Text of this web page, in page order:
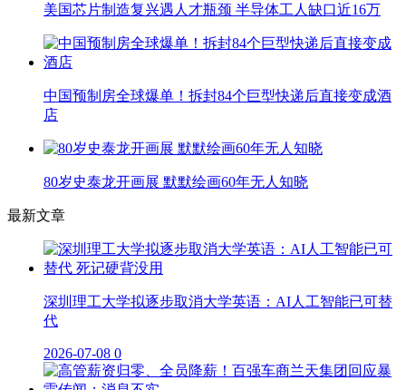
美国芯片制造复兴遇人才瓶颈 半导体工人缺口近16万
中国预制房全球爆单！拆封84个巨型快递后直接变成酒
店
80岁史泰龙开画展 默默绘画60年无人知晓
最新文章
深圳理工大学拟逐步取消大学英语：AI人工智能已可替
代
2026-07-08 0